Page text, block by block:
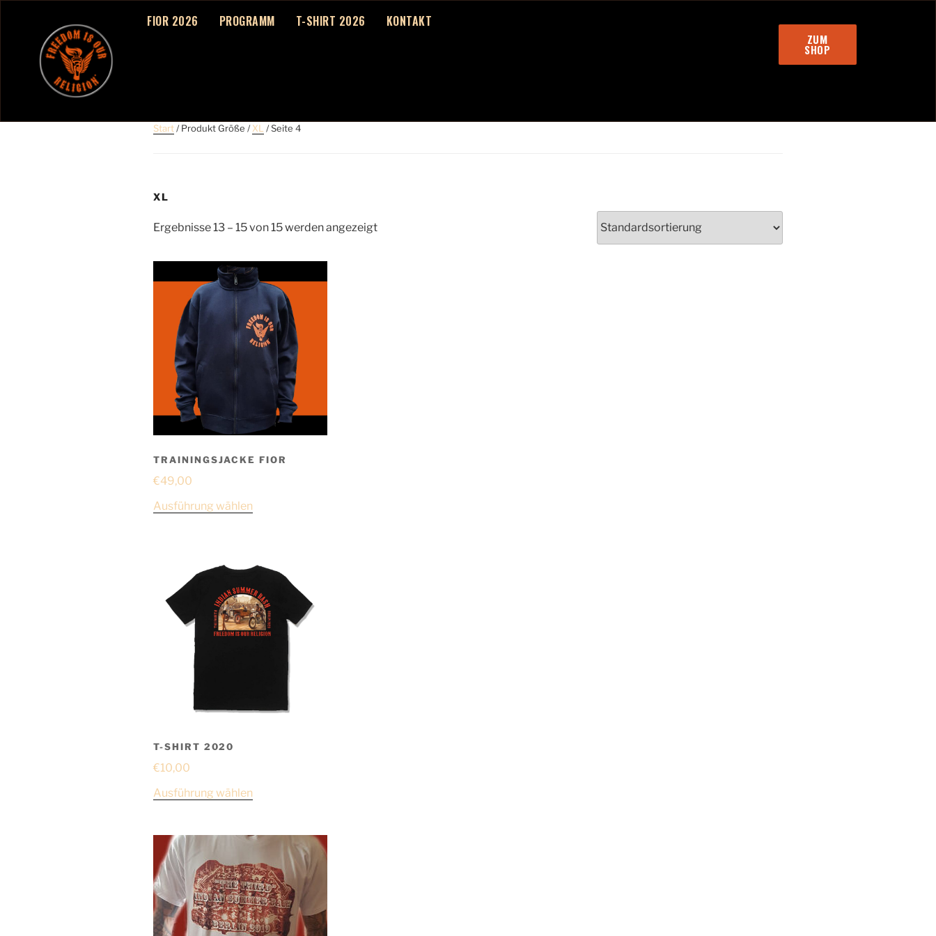
FIOR 2026 PROGRAMM T-SHIRT 2026 KONTAKT
ZUM
SHOP
Start/ Produkt Größe /XL/ Seite 4
XL
Ergebnisse 13 – 15 von 15 werden angezeigt
TRAININGSJACKE FIOR
€49,00
Ausführung wählen
T-SHIRT 2020
€10,00
Ausführung wählen